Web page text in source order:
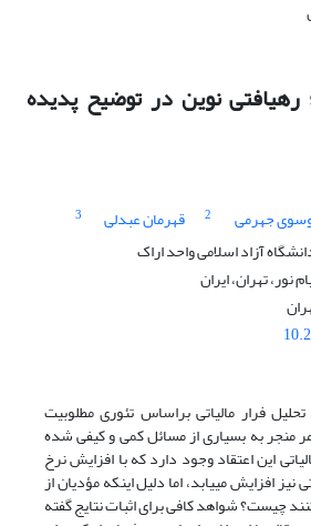
نوین در توضیح پدیده
جهرمی 2 قهرمان عبدلی
3
آزاد اسلامی واحد اراک
نور، تهران، ایران
فرار مالیاتی براساس تئوری مطلوبیت
منجر به بسیاری از مسائل کمی و کیفی شده
این اعتقاد وجود دارد که با افزایش نرخ
نیز افزایش می­یابد، اما دلیل اینکه مؤدیان از
چیست؟ شواهد کافی برای اثبات نتایج گفته